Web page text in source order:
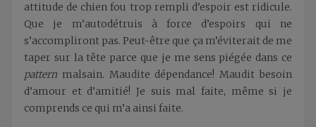
attitude de chien fou trop rempli d’espoir est ridicule.
Que je m’autodétruis à force d’espoirs qui ne
s’accompliront pas. Peut-être que ça m’éviterait de me
taper sur la tête parce que je me sens piégée dans ce
patternmalsain. Maudite dépendance! Maudit besoin
d’amour et d’amitié! Je suis mal faite, même si je
comprends ce qui m’a ainsi faite.